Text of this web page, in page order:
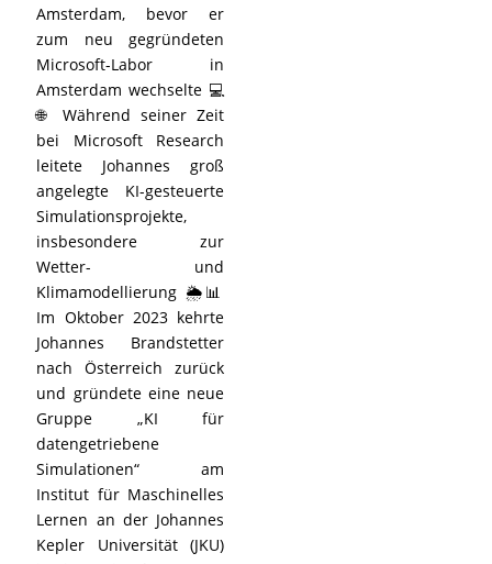
Amsterdam, bevor er
zum neu gegründeten
Microsoft-Labor in
Amsterdam wechselte 💻
🌐 Während seiner Zeit
bei Microsoft Research
leitete Johannes groß
angelegte KI-gesteuerte
Simulationsprojekte,
insbesondere zur
Wetter- und
Klimamodellierung 🌦️📊
Im Oktober 2023 kehrte
Johannes Brandstetter
nach Österreich zurück
und gründete eine neue
Gruppe „KI für
datengetriebene
Simulationen“ am
Institut für Maschinelles
Lernen an der Johannes
Kepler Universität (JKU)